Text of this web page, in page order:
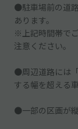
●駐車場前の道
あります。
※上記時間帯で
注意ください。
●周辺道路には
する幅を超える
●一部の区画が